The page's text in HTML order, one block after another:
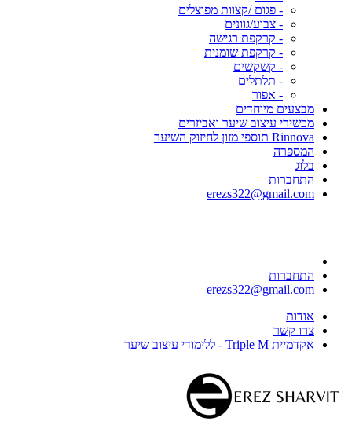
- פגום /קצוות מפוצלים
- צבוע/גוונים
- קרקפת רגישה
- קרקפת שומנית
- קשקשים
- תלתלים
- אפור
מבצעים מיוחדים
מכשירי עיצוב שיער ואביזרים
Rinnova תוספי מזון לחיזוק השיער
המספרה
בלוג
התחברות
erezs322@gmail.com
התחברות
erezs322@gmail.com
אודות
צרו קשר
אקדמיית Triple M - ללימודי עיצוב שיער